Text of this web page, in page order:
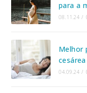
para a
08.11.24 /
Melhor
cesárea
04.09.24 /